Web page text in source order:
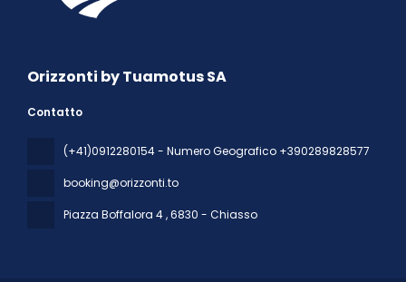
Orizzonti by Tuamotus SA
Contatto
(+41)0912280154 - Numero Geografico +390289828577
booking@orizzonti.to
Piazza Boffalora 4, 6830 - Chiasso